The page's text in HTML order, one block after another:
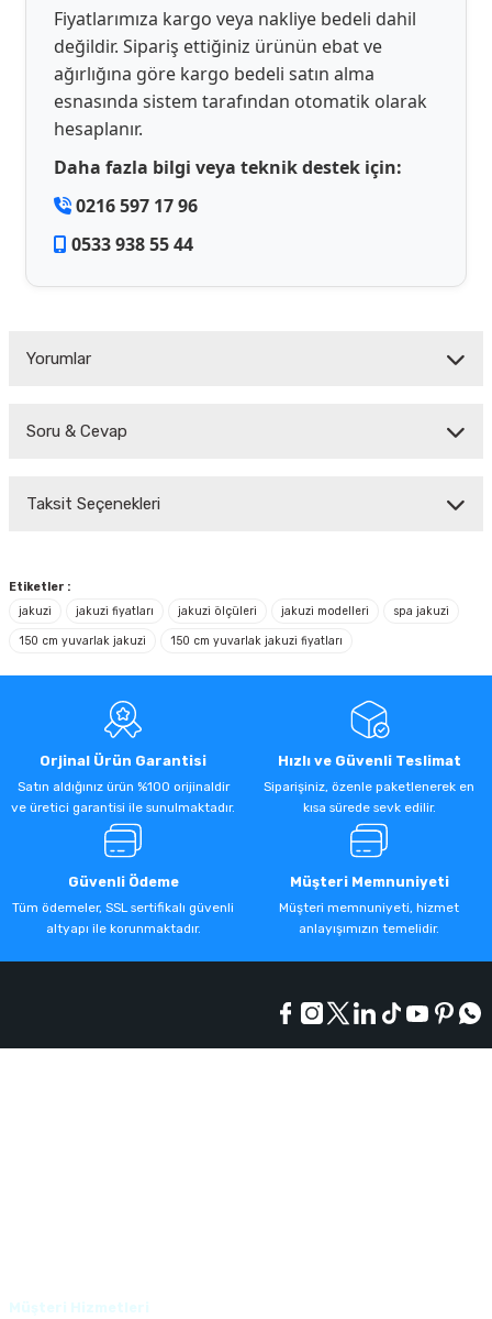
Fiyatlarımıza kargo veya nakliye bedeli dahil
değildir. Sipariş ettiğiniz ürünün ebat ve
ağırlığına göre kargo bedeli satın alma
esnasında sistem tarafından otomatik olarak
hesaplanır.
Daha fazla bilgi veya teknik destek için:
0216 597 17 96
0533 938 55 44
Yorumlar
Soru & Cevap
Taksit Seçenekleri
Etiketler :
jakuzi
jakuzi fiyatları jakuzi ölçüleri jakuzi modelleri spa jakuzi
150 cm yuvarlak jakuzi 150 cm yuvarlak jakuzi fiyatları
Orjinal Ürün Garantisi
Satın aldığınız ürün %100 orijinaldir
ve üretici garantisi ile sunulmaktadır.
Hızlı ve Güvenli Teslimat
Siparişiniz, özenle paketlenerek en
kısa sürede sevk edilir.
Güvenli Ödeme
Tüm ödemeler, SSL sertifikalı güvenli
altyapı ile korunmaktadır.
Müşteri Memnuniyeti
Müşteri memnuniyeti, hizmet
anlayışımızın temelidir.